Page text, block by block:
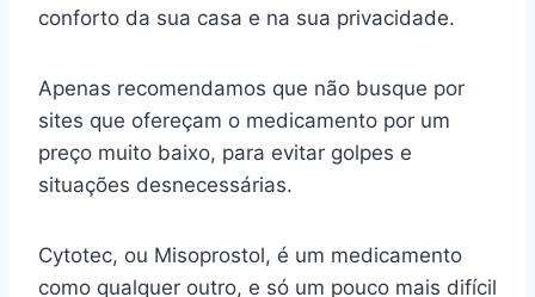
conforto da sua casa e na sua privacidade.
Apenas recomendamos que não busque por
sites que ofereçam o medicamento por um
preço muito baixo, para evitar golpes e
situações desnecessárias.
Cytotec, ou Misoprostol, é um medicamento
como qualquer outro, e só um pouco mais difícil